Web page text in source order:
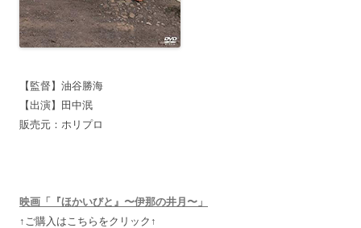
【監督】油谷勝海
【出演】田中泯
販売元：ホリプロ
映画「『ほかいびと』〜伊那の井月〜」
↑ご購入はこちらをクリック↑